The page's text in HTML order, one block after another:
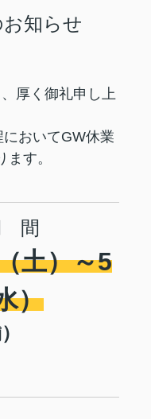
知らせ
厚く御礼申し上
おいてGW休業
す。
間
土）～5
）